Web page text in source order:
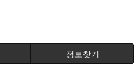
정보찾기